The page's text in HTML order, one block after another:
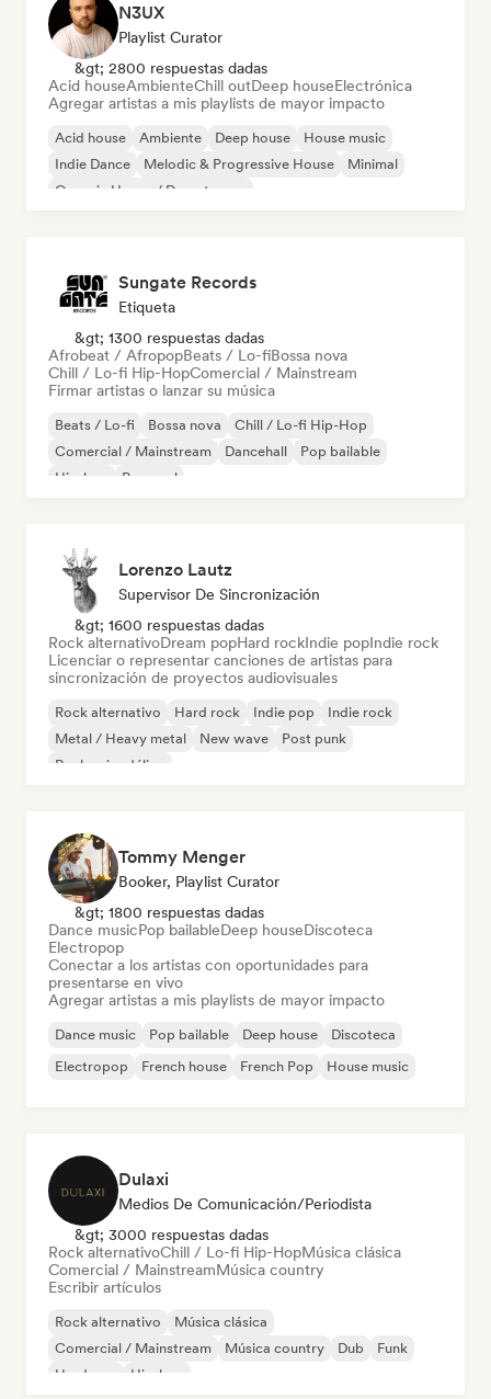
N3UX
Playlist Curator
&gt; 2800 respuestas dadas
Acid houseAmbienteChill outDeep houseElectrónica
Agregar artistas a mis playlists de mayor impacto
Acid house Ambiente Deep house
House music
Indie Dance
Melodic & Progressive House
Minimal
Organic House / Downtempo
Sungate Records
Etiqueta
&gt; 1300 respuestas dadas
Afrobeat / AfropopBeats / Lo-fiBossa nova
Chill / Lo-fi Hip-HopComercial / Mainstream
Firmar artistas o lanzar su música
Beats / Lo-fi Bossa nova
Chill / Lo-fi Hip-Hop
Comercial / Mainstream
Dancehall
Pop bailable
Hip-hop
Pop soul
Lorenzo Lautz
Supervisor De Sincronización
&gt; 1600 respuestas dadas
Rock alternativoDream popHard rockIndie popIndie rock
Licenciar o representar canciones de artistas para
sincronización de proyectos audiovisuales
Rock alternativo Hard rock Indie pop
Indie rock
Metal / Heavy metal
New wave
Post punk
Rock psicodélico
Tommy Menger
Booker, Playlist Curator
&gt; 1800 respuestas dadas
Dance musicPop bailableDeep houseDiscoteca
Electropop
Conectar a los artistas con oportunidades para
presentarse en vivo
Agregar artistas a mis playlists de mayor impacto
Dance music Pop bailable Deep house
Discoteca
Electropop
French house French Pop House music
Dulaxi
Medios De Comunicación/Periodista
&gt; 3000 respuestas dadas
Rock alternativoChill / Lo-fi Hip-HopMúsica clásica
Comercial / MainstreamMúsica country
Escribir artículos
Rock alternativo
Música clásica
Comercial / Mainstream
Música country Dub
Funk
Hardcore
Hip-hop